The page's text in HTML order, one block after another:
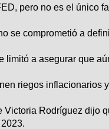
pero no es el único
se comprometió a
limitó a asegurar que
riegos inflacionarios
Victoria Rodríguez dijo